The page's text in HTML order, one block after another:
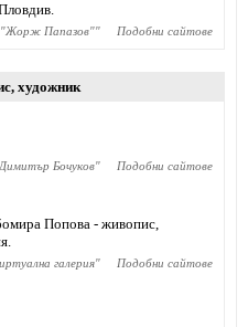
"Жорж Папазов"" Подобни сайтове
, художник
Димитър Бочуков" Подобни сайтове
Попова - живопис,
галерия" Подобни сайтове